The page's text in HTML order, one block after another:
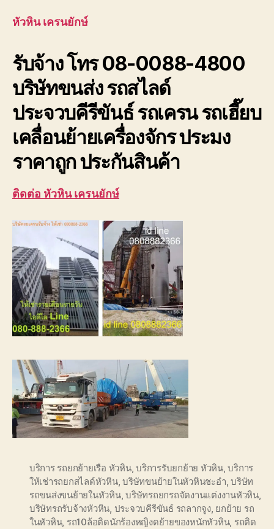
หัวหิน เครนยักษ์
รับจ้าง โทร 08-0088-4800
บริษัทขนส่ง รถสไลด์
ประจวบคีรีขันธ์ รถเครน รถเฮี๊ยบ
เคลื่อนย้ายเครื่องจักร ประมง
ราคาถูก ประกันสินค้า
ติดต่อ หัวหิน เครนยักษ์
บริการ รถยกย้ายเรือ หัวหิน,บริการรับยกย้าย หัวหิน,บริการ
ให้เช่ารถยกสไลด์หัวหิน,บริษัทขนย้ายในหัวหินชะอำ,บริษัท
รถขนส่งขนย้ายในหัวหิน,บริษัทรถยกรถจัดงานแต่งงานหัวหิน,
บริษัทรถรับจ้างหัวหิน, ประจวบคีรีขันธ์ รถลากจูง, ยกย้าย รถ
ในหัวหิน, รถ10ล้อติดนักร้องหญิงดย้ายของหนักหัวหิน, รถติด